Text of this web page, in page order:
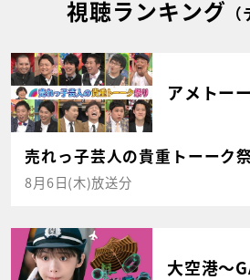
視聴ランキング
アメトー
売れっ子芸人の貴重トーーク
8月6日(木)放送分
大空港～